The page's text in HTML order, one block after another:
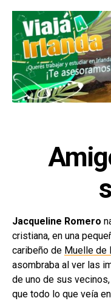
Jacqueline Romero
cristiana, en una
caribeño de Muelle de
asombraba al ver las
de uno de sus
que todo lo que veía